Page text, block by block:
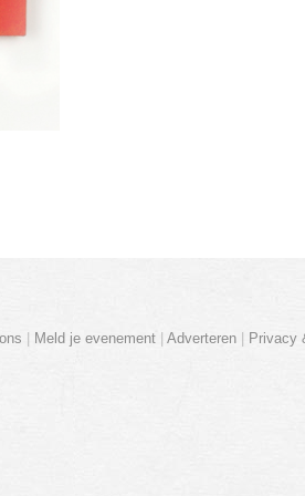
Meld je evenement| Adverteren| Privacy